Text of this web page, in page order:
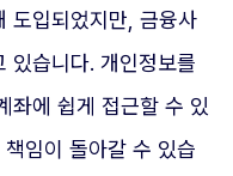
도입되었지만, 금융사
있습니다. 개인정보를
좌에 쉽게 접근할 수 있
임이 돌아갈 수 있습